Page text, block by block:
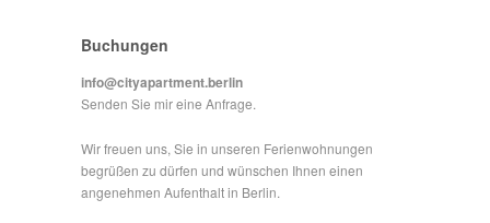
Buchungen
info@cityapartment.berlin
Senden Sie mir eine Anfrage.
Wir freuen uns, Sie in unseren Ferienwohnungen
begrüßen zu dürfen und wünschen Ihnen einen
angenehmen Aufenthalt in Berlin.